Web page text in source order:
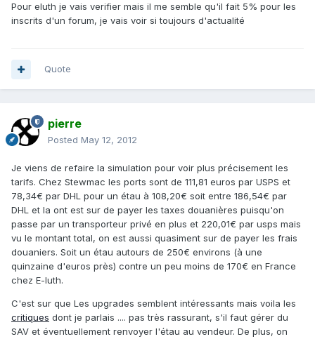
Pour eluth je vais verifier mais il me semble qu'il fait 5% pour les
inscrits d'un forum, je vais voir si toujours d'actualité
Quote
pierre
Posted May 12, 2012
Je viens de refaire la simulation pour voir plus précisement les
tarifs. Chez Stewmac les ports sont de 111,81 euros par USPS et
78,34€ par DHL pour un étau à 108,20€ soit entre 186,54€ par
DHL et la ont est sur de payer les taxes douanières puisqu'on
passe par un transporteur privé en plus et 220,01€ par usps mais
vu le montant total, on est aussi quasiment sur de payer les frais
douaniers. Soit un étau autours de 250€ environs (à une
quinzaine d'euros près) contre un peu moins de 170€ en France
chez E-luth.
C'est sur que Les upgrades semblent intéressants mais voila les
critiques dont je parlais .... pas très rassurant, s'il faut gérer du
SAV et éventuellement renvoyer l'étau au vendeur. De plus, on